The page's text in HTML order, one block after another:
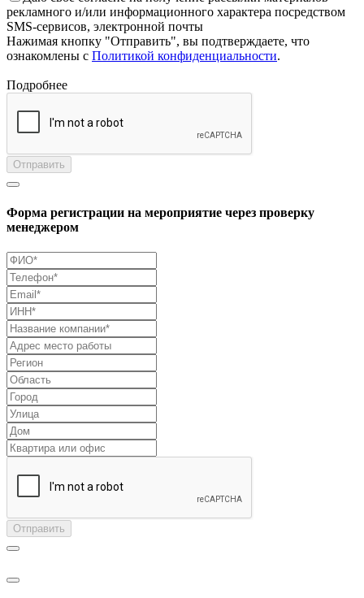
рекламного и/или информационного характера посредством
SMS-сервисов, электронной почты
Нажимая кнопку "Отправить", вы подтверждаете, что
ознакомлены с Политикой конфиденциальности.
Подробнее
Отправить
Форма регистрации на мероприятие через проверку
менеджером
Отправить